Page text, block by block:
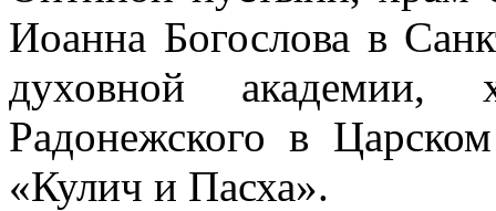
Иоанна Богослова в
духовной академии,
Радонежского в
«Кулич и Пасха».